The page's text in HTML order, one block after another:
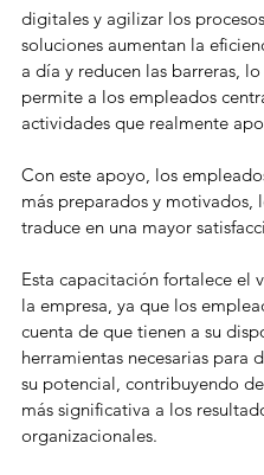
digitales y agilizar los
soluciones aumentan la
a día y reducen las barreras,
permite a los empleados
actividades que realmente
Con este apoyo, los
más preparados y motivados,
traduce en una mayor
Esta capacitación fortalece el
la empresa, ya que los
cuenta de que tienen a su
herramientas necesarias para
su potencial, contribuyendo
más significativa a los
organizacionales.